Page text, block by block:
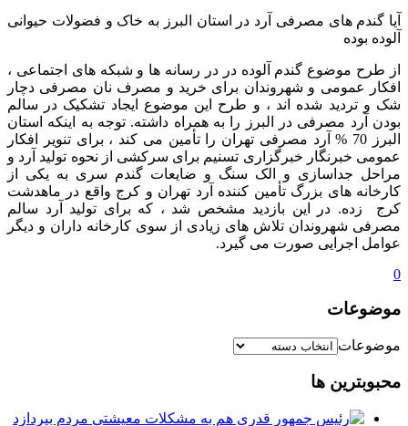
آیا گندم‌ های مصرفی آرد در استان البرز به خاک و فضولات حیوانی
آلوده بوده
از طرح موضوع گندم آلوده در در رسانه‌ ها و شبکه‌ های اجتماعی ،
افکار عمومی و شهروندان برای خرید و مصرف نان مصرفی دچار
شک و تردید شده اند ، و طرح این موضوع ایجاد تشکیک در سالم
بودن آرد مصرفی در البرز را به ‌همراه داشته. توجه به اینکه استان
البرز 70 % آرد مصرفی تهران را تأمین می‌ کند ، برای تنویر افکار
عمومی خبرنگار خبرگزاری تسنیم برای سرکشی از نحوه تولید آرد و
مراحل جداسازی و الک سنگ و ضایعات گندم سری به یکی از
کارخانه ‌های بزرگ تأمین ‌کننده آرد تهران و کرج واقع در ماهدشت
کرج زده. در این بازدید مشخص شد ، که برای تولید آرد سالم
مصرفی شهروندان تلاش ‌های زیادی از سوی کارخانه ‌‌داران و دیگر
عوامل اجرایی صورت می ‌گیرد.
0
موضوعات
موضوعات
محبوبترین ها